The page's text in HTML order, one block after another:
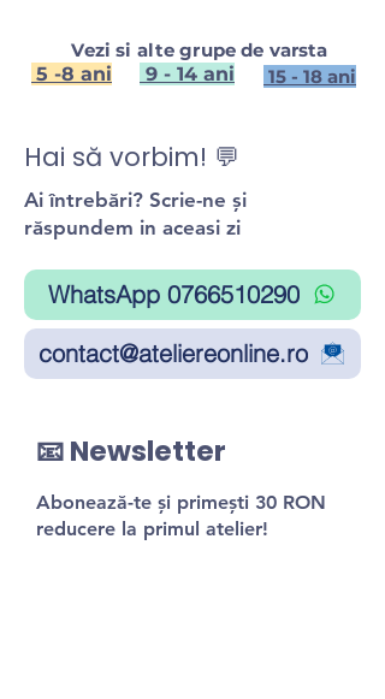
Vezi si alte grupe de varsta
5 -8 ani
9 - 14 ani 15 - 18 ani
Hai să vorbim! 💬
Ai întrebări? Scrie-ne și
răspundem in aceasi zi
WhatsApp 0766510290
contact@ateliereonline.ro
📧 Newsletter
Abonează-te și primești 30 RON
reducere la primul atelier!